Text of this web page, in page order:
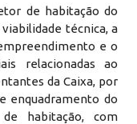
de habitação do
técnica, a
e o
relacionadas ao
da Caixa, por
enquadramento do
habitação, com